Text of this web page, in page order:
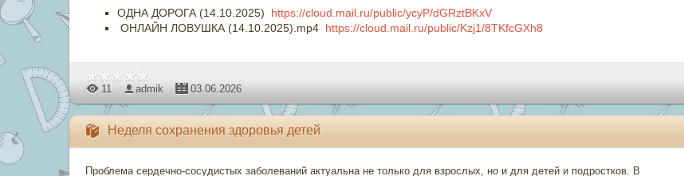
ОДНА ДОРОГА (14.10.2025) https://cloud.mail.ru/public/ycyP/dGRztBKxV
ОНЛАЙН ЛОВУШКА (14.10.2025).mp4 https://cloud.mail.ru/public/Kzj1/8TKfcGXh8
11 admik 03.06.2026
Неделя сохранения здоровья детей
Проблема сердечно-сосудистых заболеваний актуальна не только для взрослых, но и для детей и подростков. В